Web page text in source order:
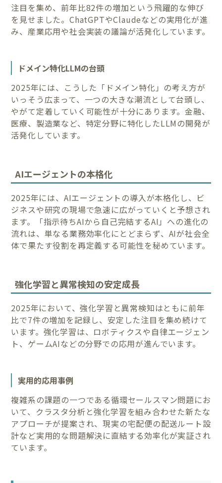
注目を集め、前年比82件の増加という飛躍的な伸び
を見せました。ChatGPTやClaudeなどの実用化が進
み、産業応用や社会実装の議論が活発化しています。
ドメイン特化LLMの台頭
2025年には、こうした「ドメイン特化」の考え方が
いっそう広まって、一つの大きな潮流として台頭し、
やがて定着していく可能性が十分にあります。金融、
医療、製造業など、特定分野に特化したLLMの開発が
活発化しています。
AIエージェントの本格化
2025年には、AIエージェントの導入が本格化し、ビ
ジネスや研究の現場で急速に広がっていくと予想され
ます。「指示待ちAIから自己完結するAI」への進化の
流れは、単なる業務効率化にとどまらず、AIが社会全
体で果たす役割を再定義する可能性を秘めています。
強化学習と異常検知の安定成長
2025年において、強化学習と異常検知はともに前年
比で7件の増加を記録し、安定した注目を集め続けて
います。強化学習は、ロボティクスや自律エージェン
ト、ゲームAIなどの分野での応用が進んでいます。
実用的応用事例
複雑系の課題の一つである循環セールスマン問題にお
いて、クラスタ分析と強化学習を組み合わせた新たな
アプローチが提案され、現実の宅配便の配送ルート設
計など実用的な問題解決に直結する効率化が実証され
ています。